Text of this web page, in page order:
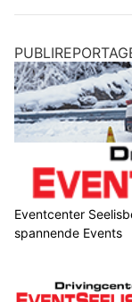
Eventcenter
spannende Events